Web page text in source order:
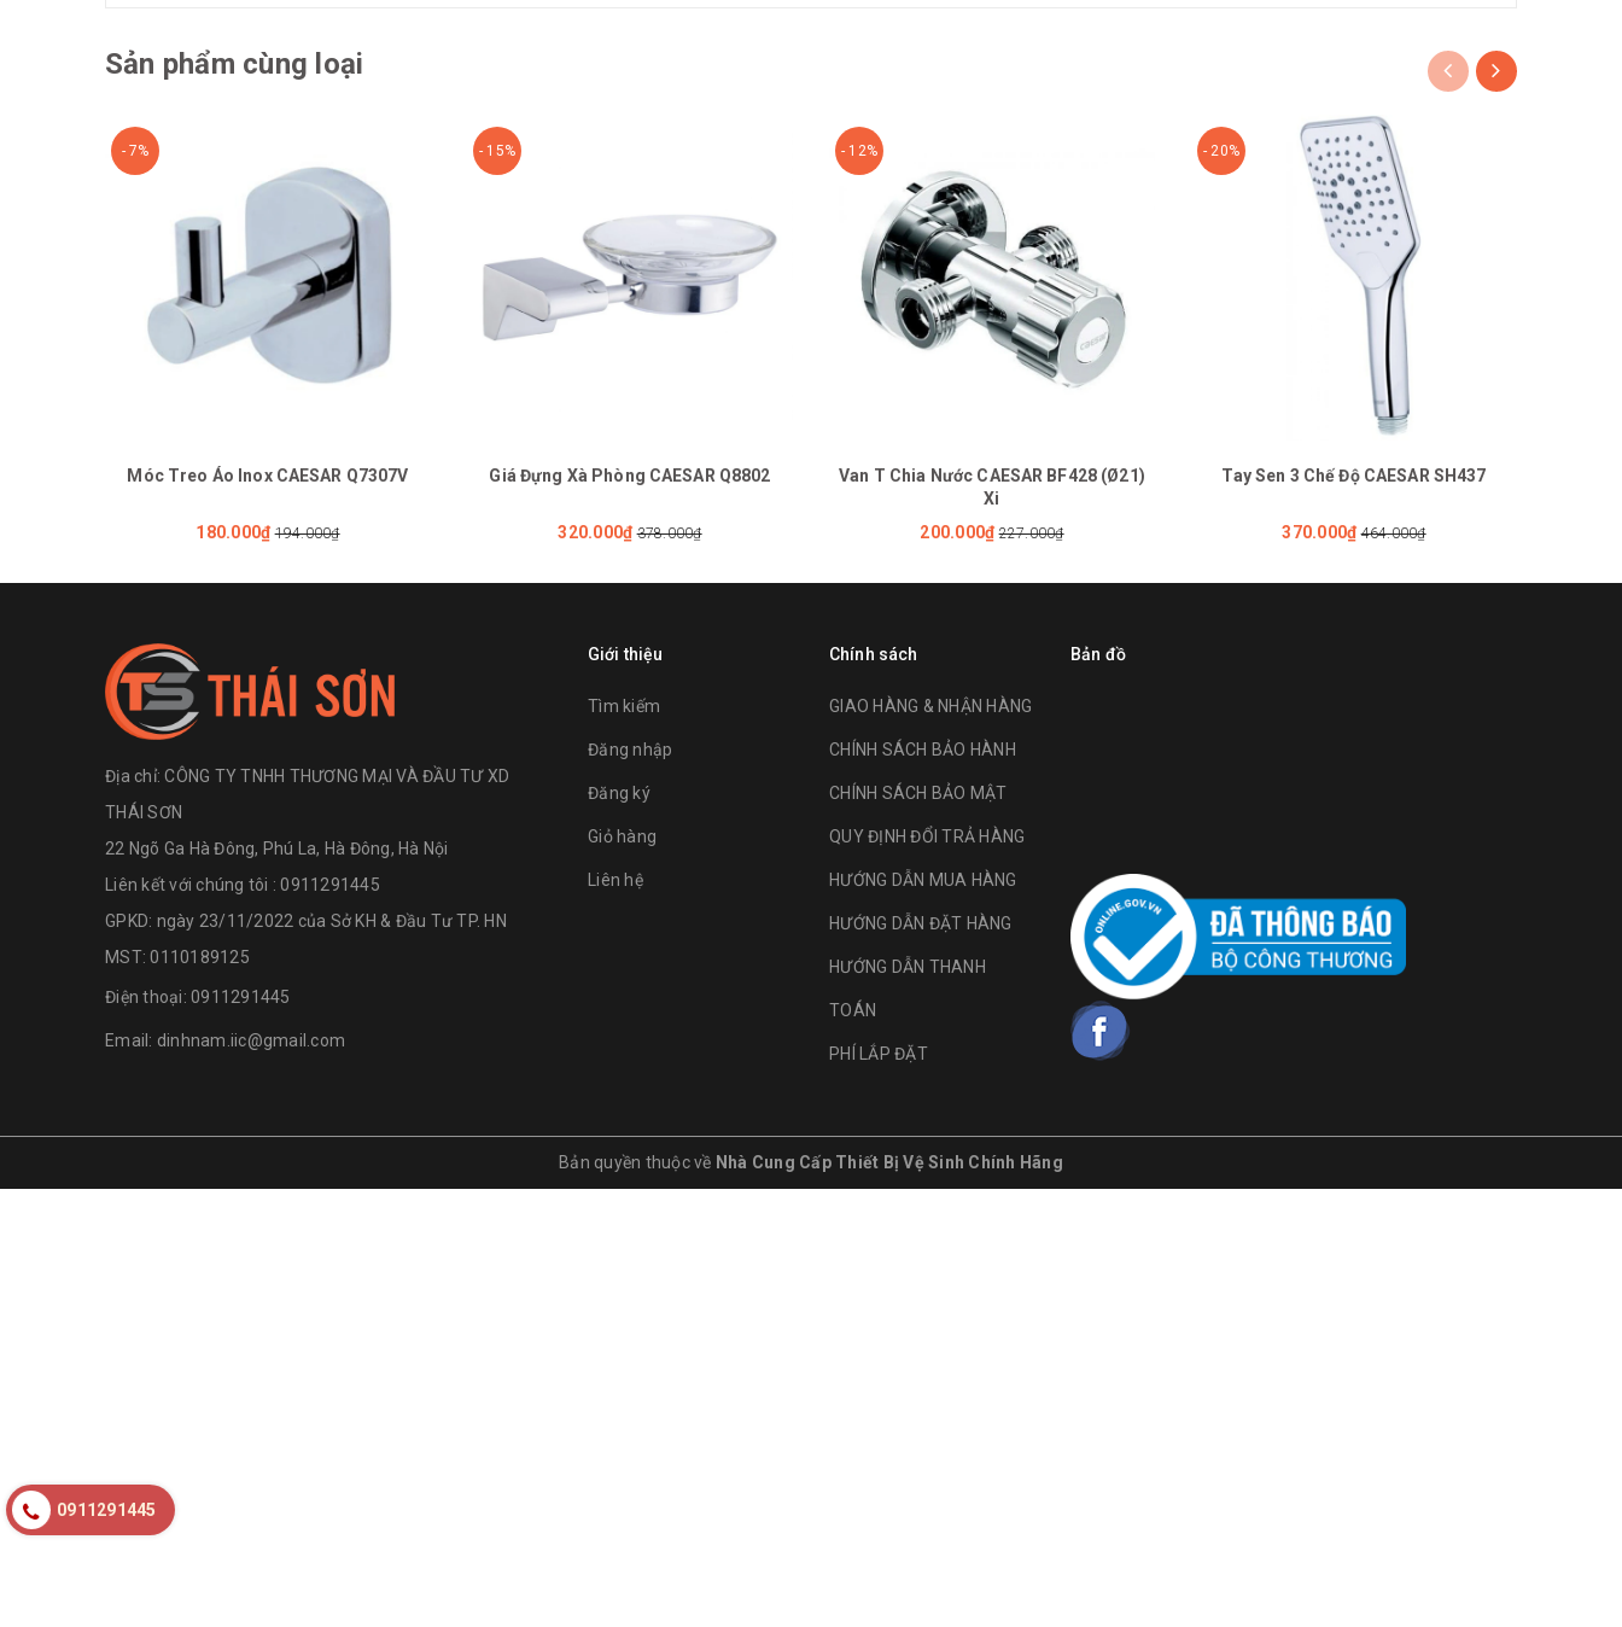
Sản phẩm cùng loại
- 7%
Móc Treo Áo Inox CAESAR Q7307V
180.000₫ 194.000₫
- 15%
Giá Đựng Xà Phòng CAESAR Q8802
320.000₫ 378.000₫
- 12%
Van T Chia Nước CAESAR BF428 (Ø21)
Xi
200.000₫ 227.000₫
- 20%
Tay Sen 3 Chế Độ CAESAR SH437
370.000₫ 464.000₫
Địa chỉ:CÔNG TY TNHH THƯƠNG MẠI VÀ ĐẦU TƯ XD
THÁI SƠN
22 Ngõ Ga Hà Đông, Phú La, Hà Đông, Hà Nội
Liên kết với chúng tôi : 0911291445
GPKD: ngày 23/11/2022 của Sở KH & Đầu Tư TP. HN
MST: 0110189125
Điện thoại: 0911291445
Email: dinhnam.iic@gmail.com
Giới thiệu
Tìm kiếm
Đăng nhập
Đăng ký
Giỏ hàng
Liên hệ
Chính sách
GIAO HÀNG & NHẬN HÀNG
CHÍNH SÁCH BẢO HÀNH
CHÍNH SÁCH BẢO MẬT
QUY ĐỊNH ĐỔI TRẢ HÀNG
HƯỚNG DẪN MUA HÀNG
HƯỚNG DẪN ĐẶT HÀNG
HƯỚNG DẪN THANH
TOÁN
PHÍ LẮP ĐẶT
Bản đồ
Bản quyền thuộc về Nhà Cung Cấp Thiết Bị Vệ Sinh Chính Hãng
0911291445